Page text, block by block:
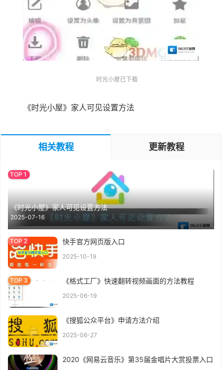
时光小屋已下载
《时光小屋》家人可见设置方法
相关教程 更新教程
《时光小屋》家人可见设置方法
2025-07-16
快手官方网页版入口
2025-10-19
《格式工厂》快速翻转视频画面的方法教程
2025-06-19
《搜狐公众平台》申请方法介绍
2025-06-27
2020《网易云音乐》第35届金唱片大赏投票入口